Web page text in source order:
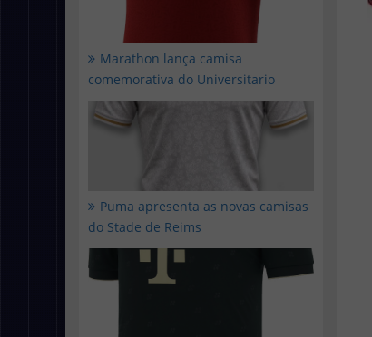
Marathon lança camisa
comemorativa do Universitario
Puma apresenta as novas camisas
do Stade de Reims